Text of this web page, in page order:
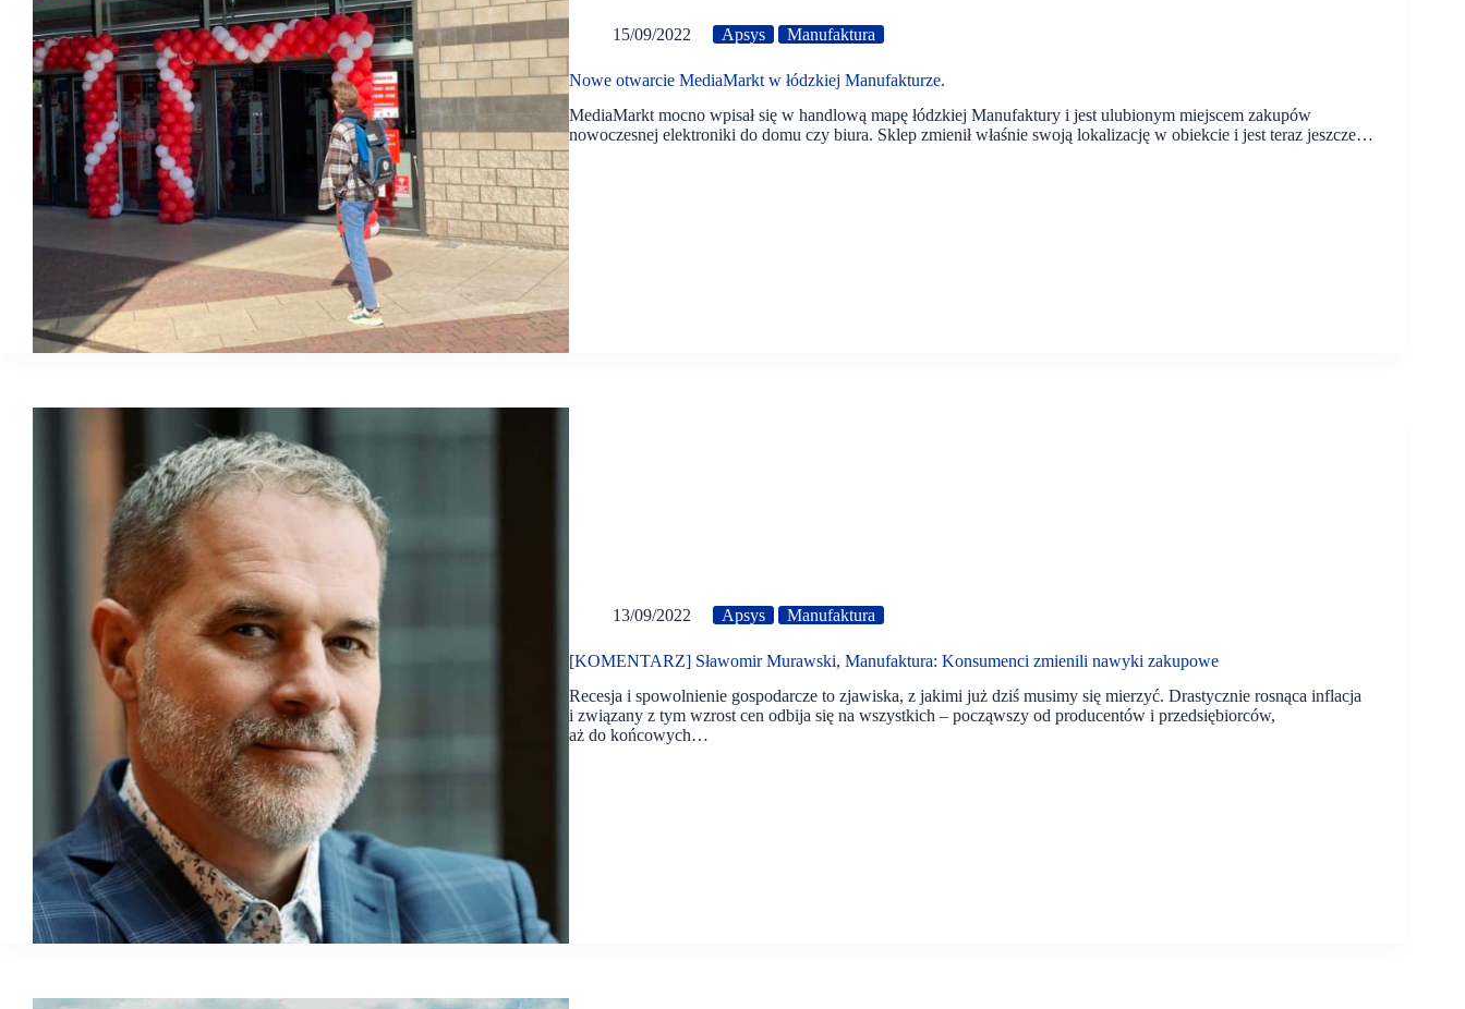
15/09/2022 Apsys Manufaktura
Nowe otwarcie MediaMarkt w łódzkiej Manufakturze.
MediaMarkt mocno wpisał się w handlową mapę łódzkiej Manufaktury i jest ulubionym miejscem zakupów
nowoczesnej elektroniki do domu czy biura. Sklep zmienił właśnie swoją lokalizację w obiekcie i jest teraz jeszcze…
13/09/2022 Apsys Manufaktura
[KOMENTARZ] Sławomir Murawski, Manufaktura: Konsumenci zmienili nawyki zakupowe
Recesja i spowolnienie gospodarcze to zjawiska, z jakimi już dziś musimy się mierzyć. Drastycznie rosnąca inflacja
i związany z tym wzrost cen odbija się na wszystkich – począwszy od producentów i przedsiębiorców,
aż do końcowych…